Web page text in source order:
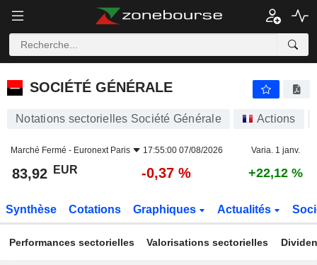
SOCIÉTÉ GÉNÉRALE
SOCIÉTÉ GÉNÉRALE
Notations sectorielles Société Générale Actions
Marché Fermé - Euronext Paris 17:55:00 07/08/2026 Varia. 1 janv.
83,92 EUR -0,37 % +22,12 %
Synthèse Cotations Graphiques Actualités
Performances sectorielles Valorisations sectorielles